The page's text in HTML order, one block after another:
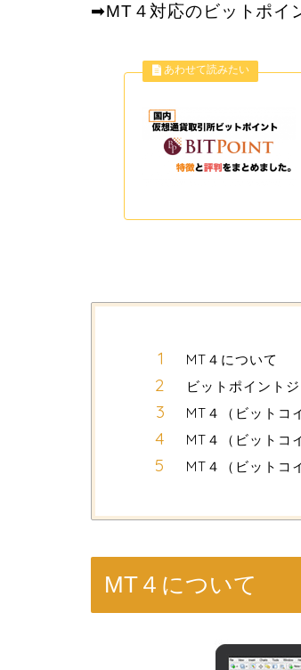
➡︎MT４対応のビットポイ
MT４について
ビットポイント
MT４（ビットコ
MT４（ビットコ
MT４（ビットコ
MT４について